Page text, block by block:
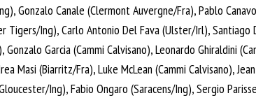
Gonzalo Canale (Clermont Auvergne/Fra), Pablo
Tigers/Ing), Carlo Antonio Del Fava (Ulster/Irl), Santiago
Gonzalo Garcia (Cammi Calvisano), Leonardo Ghiraldini
Masi (Biarritz/Fra), Luke McLean (Cammi Calvisano),
Ing), Fabio Ongaro (Saracens/Ing), Sergio